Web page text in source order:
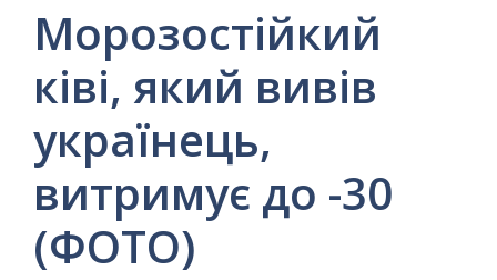
Морозостійкий
ківі, який вивів
українець,
витримує до -30
(ФОТО)